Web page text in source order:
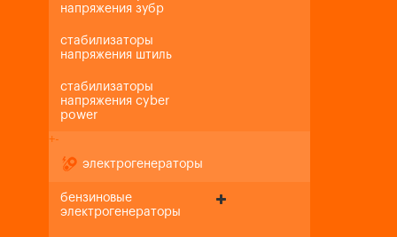
напряжения зубр
стабилизаторы
напряжения штиль
стабилизаторы
напряжения cyber
power
+-
электрогенераторы
бензиновые
электрогенераторы